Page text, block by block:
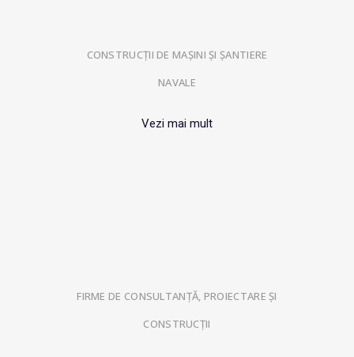
CONSTRUCȚII DE MAȘINI ȘI ȘANTIERE
NAVALE
Vezi mai mult
FIRME DE CONSULTANȚĂ, PROIECTARE ȘI
CONSTRUCȚII